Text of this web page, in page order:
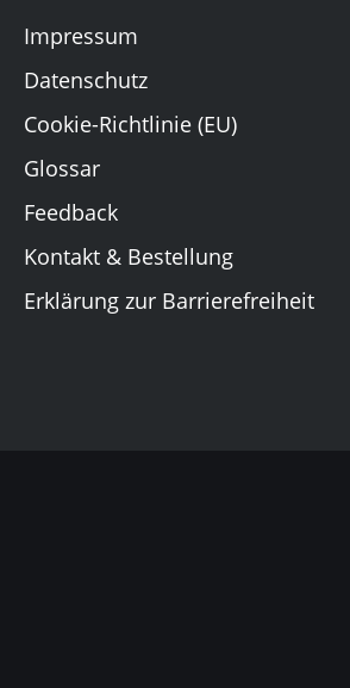
Impressum
Datenschutz
Cookie-Richtlinie (EU)
Glossar
Feedback
Kontakt & Bestellung
Erklärung zur Barrierefreiheit